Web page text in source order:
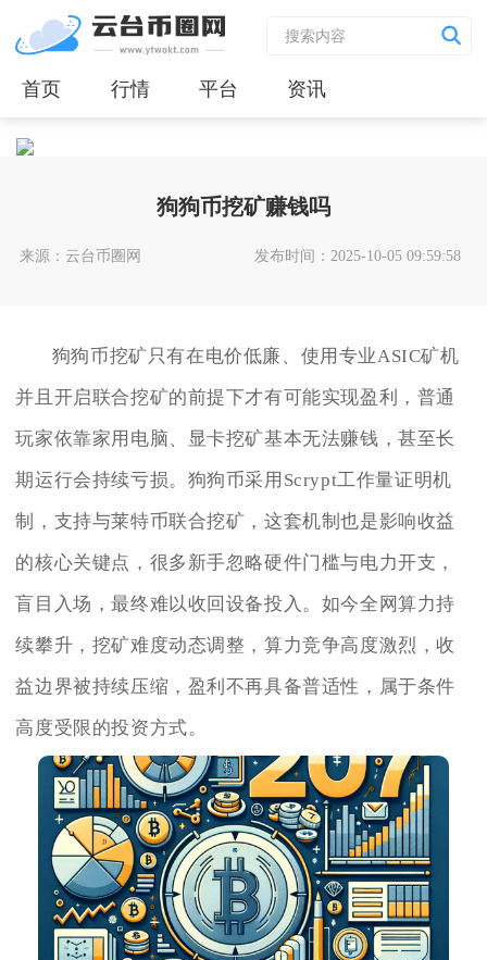
首页 行情 平台 资讯
狗狗币挖矿赚钱吗
来源：云台币圈网 发布时间：2025-10-05 09:59:58
狗狗币挖矿只有在电价低廉、使用专业ASIC矿机
并且开启联合挖矿的前提下才有可能实现盈利，普通
玩家依靠家用电脑、显卡挖矿基本无法赚钱，甚至长
期运行会持续亏损。狗狗币采用Scrypt工作量证明机
制，支持与莱特币联合挖矿，这套机制也是影响收益
的核心关键点，很多新手忽略硬件门槛与电力开支，
盲目入场，最终难以收回设备投入。如今全网算力持
续攀升，挖矿难度动态调整，算力竞争高度激烈，收
益边界被持续压缩，盈利不再具备普适性，属于条件
高度受限的投资方式。